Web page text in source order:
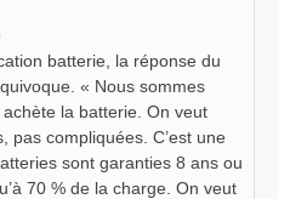
batterie, la réponse du
« Nous sommes
la batterie. On veut
pas compliquées. C’est une
sont garanties 8 ans ou
70 % de la charge. On veut